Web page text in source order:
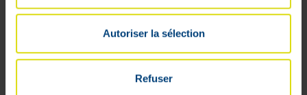
Autoriser la sélection
Refuser